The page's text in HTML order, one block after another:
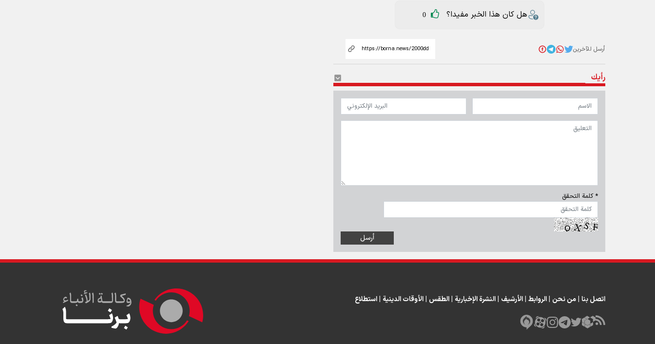
هل كان هذا الخبر مفيدا؟ 0
أرسل للآخرين
رأيك
* كلمة التحقق
اتصل بنا |من نحن |الروابط |الأرشيف |النشرة الإخبارية |الطقس |الأوقات الدينية |استطلاع